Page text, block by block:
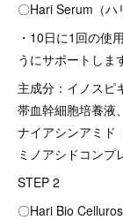
〇Hari Serum（ハ
・10日に1回の使
うにサポートしま
主成分：イノス
帯血幹細胞培養液
ナイアシンアミド
ミノアシドコンプ
STEP 2
〇Hari Bio